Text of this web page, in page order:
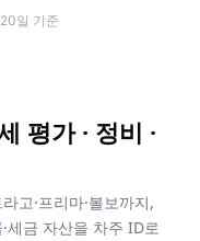
일 기준
평가 · 정비 ·
고·프리마·볼보까지,
세금 자산을 차주 ID로